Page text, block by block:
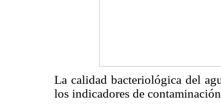
La calidad bacteriológica del
los indicadores de